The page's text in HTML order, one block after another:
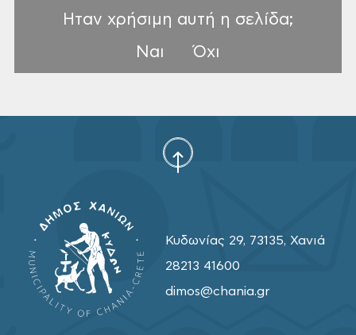
Ηταν χρήσιμη αυτή η σελίδα;
Ναι
Όχι
Κυδωνίας 29, 73135, Χανιά
28213 41600
dimos@chania.gr